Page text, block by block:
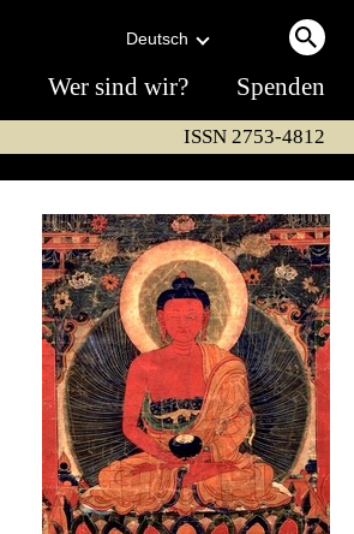
Deutsch
Wer sind wir? Spenden
ISSN 2753-4812